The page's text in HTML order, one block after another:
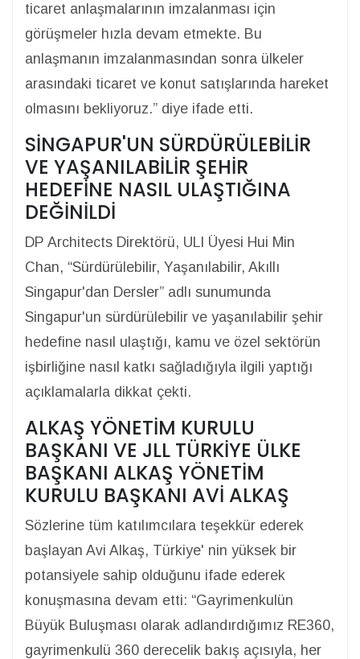
ticaret anlaşmalarının imzalanması için
görüşmeler hızla devam etmekte. Bu
anlaşmanın imzalanmasından sonra ülkeler
arasındaki ticaret ve konut satışlarında hareket
olmasını bekliyoruz.” diye ifade etti.
SİNGAPUR'UN SÜRDÜRÜLEBİLİR
VE YAŞANILABİLİR ŞEHİR
HEDEFİNE NASIL ULAŞTIĞINA
DEĞİNİLDİ
DP Architects Direktörü, ULI Üyesi Hui Min
Chan, “Sürdürülebilir, Yaşanılabilir, Akıllı
Singapur'dan Dersler” adlı sunumunda
Singapur'un sürdürülebilir ve yaşanılabilir şehir
hedefine nasıl ulaştığı, kamu ve özel sektörün
işbirliğine nasıl katkı sağladığıyla ilgili yaptığı
açıklamalarla dikkat çekti.
ALKAŞ YÖNETİM KURULU
BAŞKANI VE JLL TÜRKİYE ÜLKE
BAŞKANI ALKAŞ YÖNETİM
KURULU BAŞKANI AVİ ALKAŞ
Sözlerine tüm katılımcılara teşekkür ederek
başlayan Avi Alkaş, Türkiye' nin yüksek bir
potansiyele sahip olduğunu ifade ederek
konuşmasına devam etti: “Gayrimenkulün
Büyük Buluşması olarak adlandırdığımız RE360,
gayrimenkulü 360 derecelik bakış açısıyla, her